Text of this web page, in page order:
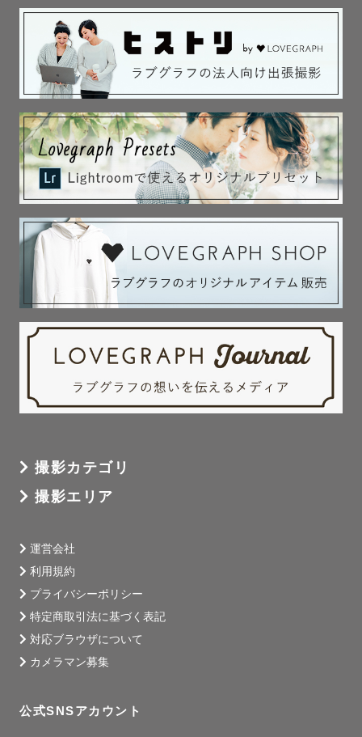
撮影カテゴリ
撮影エリア
運営会社
利用規約
プライバシーポリシー
特定商取引法に基づく表記
対応ブラウザについて
カメラマン募集
公式SNSアカウント